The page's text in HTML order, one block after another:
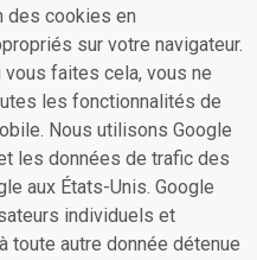
des cookies en
sur votre navigateur.
faites cela, vous ne
les fonctionnalités de
Nous utilisons Google
les données de trafic des
aux États-Unis. Google
individuels et
toute autre donnée détenue